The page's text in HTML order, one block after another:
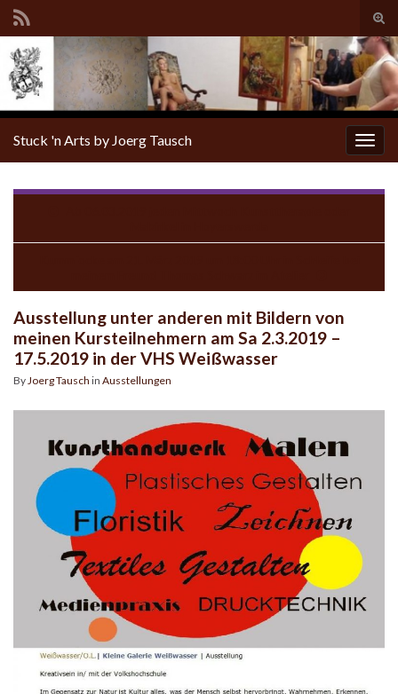
Stuck 'n Arts by Joerg Tausch
Ausstellung unter anderen mit Bildern von
meinen Kursteilnehmern am Sa 2.3.2019 –
17.5.2019 in der VHS Weißwasser
ByJoerg Tausch in Ausstellungen